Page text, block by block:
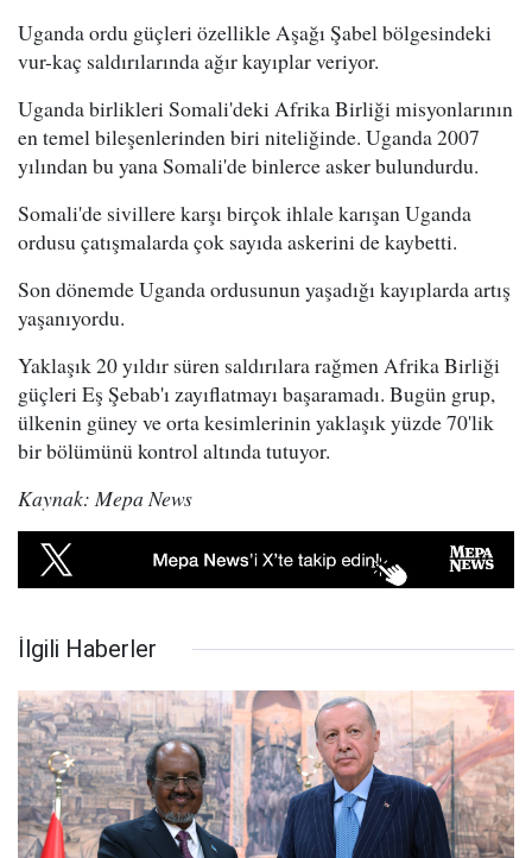
Uganda ordu güçleri özellikle Aşağı Şabel bölgesindeki
vur-kaç saldırılarında ağır kayıplar veriyor.
Uganda birlikleri Somali'deki Afrika Birliği misyonlarının
en temel bileşenlerinden biri niteliğinde. Uganda 2007
yılından bu yana Somali'de binlerce asker bulundurdu.
Somali'de sivillere karşı birçok ihlale karışan Uganda
ordusu çatışmalarda çok sayıda askerini de kaybetti.
Son dönemde Uganda ordusunun yaşadığı kayıplarda artış
yaşanıyordu.
Yaklaşık 20 yıldır süren saldırılara rağmen Afrika Birliği
güçleri Eş Şebab'ı zayıflatmayı başaramadı. Bugün grup,
ülkenin güney ve orta kesimlerinin yaklaşık yüzde 70'lik
bir bölümünü kontrol altında tutuyor.
Kaynak: Mepa News
İlgili Haberler